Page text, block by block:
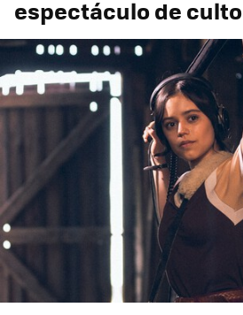
espectáculo de culto